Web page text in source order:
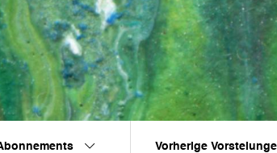
Vorherige